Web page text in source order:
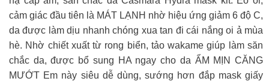
cảm giác đầu tiên là MÁT LẠNH nhờ hiệu ứng giảm 6 độ C,
da được làm dịu nhanh chóng xua tan đi cái nắng oi ả mùa
hè. Nhờ chiết xuất từ rong biển, tảo wakame giúp làm săn
chắc da, được bổ sung HA ngay cho da ẨM MỊN CĂNG
MƯỚT Em này siêu dễ dùng, sướng hơn đắp mask giấy